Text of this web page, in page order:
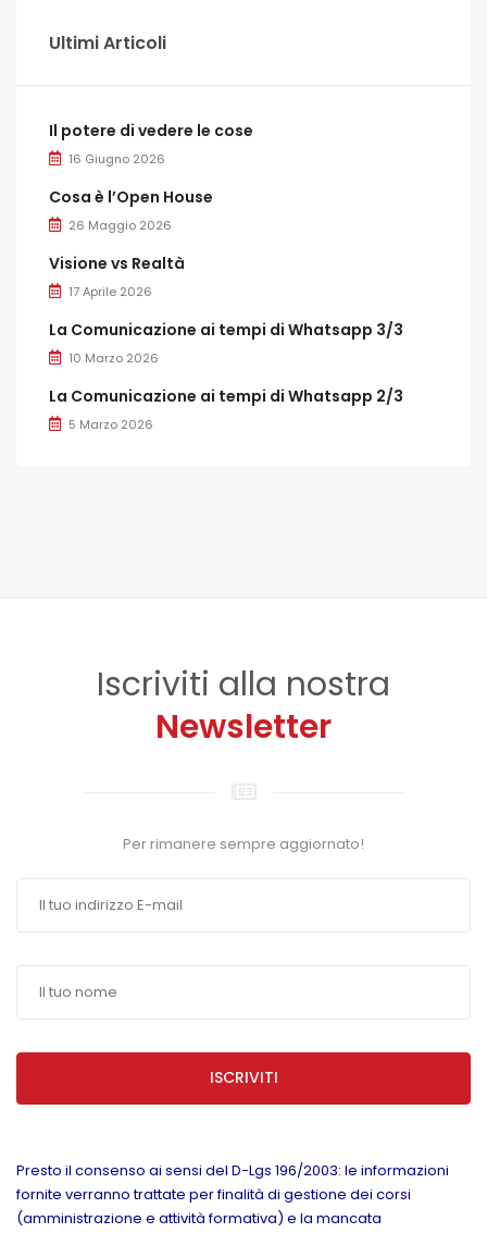
Ultimi Articoli
Il potere di vedere le cose
16 Giugno 2026
Cosa è l’Open House
26 Maggio 2026
Visione vs Realtà
17 Aprile 2026
La Comunicazione ai tempi di Whatsapp 3/3
10 Marzo 2026
La Comunicazione ai tempi di Whatsapp 2/3
5 Marzo 2026
Iscriviti alla nostra
Newsletter
Per rimanere sempre aggiornato!
ISCRIVITI
Presto il consenso ai sensi del D-Lgs 196/2003: le informazioni
fornite verranno trattate per finalità di gestione dei corsi
(amministrazione e attività formativa) e la mancata